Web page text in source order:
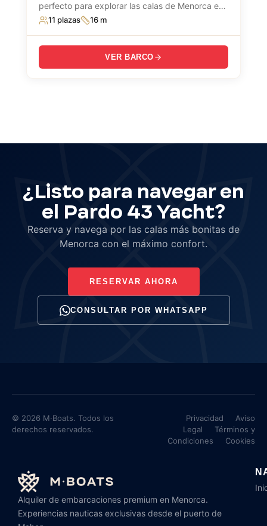
perfecto para explorar las calas de Menorca en
familia o con amigos.
11 plazas 16 m
VER BARCO
¿Listo para navegar en
el Pardo 43 Yacht?
Reserva y navega por las calas más bonitas de
Menorca con el máximo confort.
RESERVAR AHORA
CONSULTAR POR WHATSAPP
© 2026 M·Boats. Todos los
derechos reservados.
Privacidad
Aviso
Legal
Términos y
Condiciones
Cookies
Alquiler de embarcaciones premium en Menorca.
Experiencias nauticas exclusivas desde el puerto de